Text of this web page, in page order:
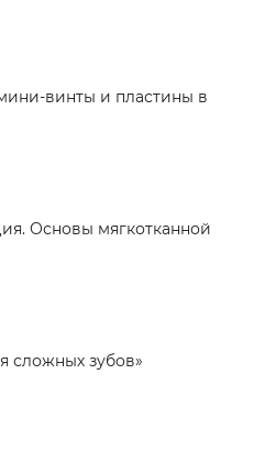
винты и пластины в
Основы мягкотканной
сложных зубов»